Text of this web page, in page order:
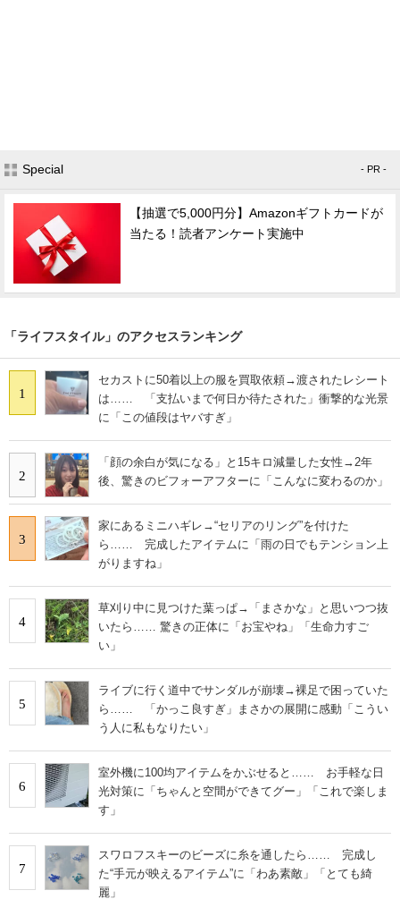
Special - PR -
【抽選で5,000円分】Amazonギフトカードが
当たる！読者アンケート実施中
「ライフスタイル」のアクセスランキング
1
セカストに50着以上の服を買取依頼→渡されたレシート
は…… 「支払いまで何日か待たされた」衝撃的な光景
に「この値段はヤバすぎ」
2
「顔の余白が気になる」と15キロ減量した女性→2年
後、驚きのビフォーアフターに「こんなに変わるのか」
3
家にあるミニハギレ→“セリアのリング”を付けた
ら…… 完成したアイテムに「雨の日でもテンション上
がりますね」
4
草刈り中に見つけた葉っぱ→「まさかな」と思いつつ抜
いたら…… 驚きの正体に「お宝やね」「生命力すご
い」
5
ライブに行く道中でサンダルが崩壊→裸足で困っていた
ら…… 「かっこ良すぎ」まさかの展開に感動「こうい
う人に私もなりたい」
6
室外機に100均アイテムをかぶせると…… お手軽な日
光対策に「ちゃんと空間ができてグー」「これで楽しま
す」
7
スワロフスキーのビーズに糸を通したら…… 完成し
た“手元が映えるアイテム”に「わあ素敵」「とても綺
麗」